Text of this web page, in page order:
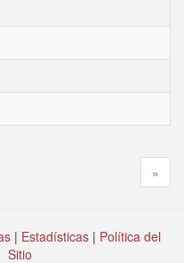
»
| Estadísticas | Política del
Sitio